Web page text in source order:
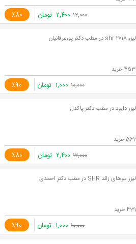
٪80 ۱۲,۰۰۰ ۲,۴۰۰ تومان
لیزر shr 2018 در مطب دکتر پورعرفانیان
٪90 ۱۰,۰۰۰ ۱,۰۰۰ تومان
لیزر دایود در مطب دکتر پاکدل
٪80 ۱۲,۰۰۰ ۲,۴۰۰ تومان
لیزر موهای زائد SHR در مطب دکتر احمدی
٪90 ۱۰,۰۰۰ ۱,۰۰۰ تومان